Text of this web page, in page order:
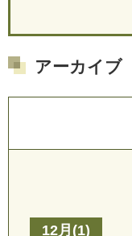
アーカイブ
12月(1)